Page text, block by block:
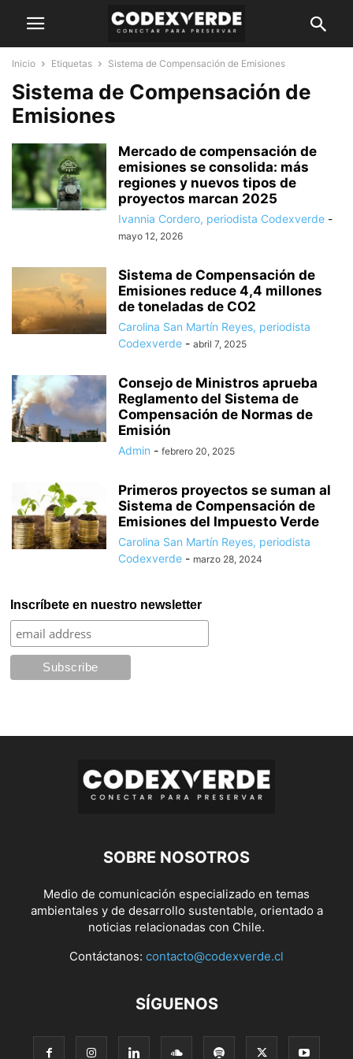
Inicio Etiquetas Sistema de Compensación de Emisiones
Sistema de Compensación de
Emisiones
Mercado de compensación de
emisiones se consolida: más
regiones y nuevos tipos de
proyectos marcan 2025
Ivannia Cordero, periodista Codexverde -
mayo 12, 2026
Sistema de Compensación de
Emisiones reduce 4,4 millones
de toneladas de CO2
Carolina San Martín Reyes, periodista
Codexverde - abril 7, 2025
Consejo de Ministros aprueba
Reglamento del Sistema de
Compensación de Normas de
Emisión
Admin - febrero 20, 2025
Primeros proyectos se suman al
Sistema de Compensación de
Emisiones del Impuesto Verde
Carolina San Martín Reyes, periodista
Codexverde - marzo 28, 2024
Inscríbete en nuestro newsletter
SOBRE NOSOTROS
Medio de comunicación especializado en temas
ambientales y de desarrollo sustentable, orientado a
noticias relacionadas con Chile.
Contáctanos: contacto@codexverde.cl
SÍGUENOS